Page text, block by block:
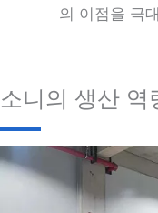
의 이점을 극
소니의 생산 역